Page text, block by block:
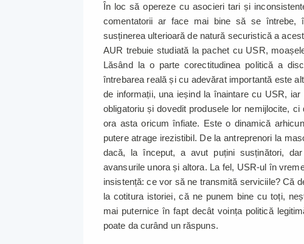
În loc să opereze cu asocieri tari și
comentatorii ar face mai bine să se întrebe,
susținerea ulterioară de natură securistică a
AUR trebuie studiată la pachet cu USR,
Lăsând la o parte corectitudinea politică a
întrebarea reală și cu adevărat importantă este
de informații, una ieșind la înaintare cu USR,
obligatoriu și dovedit produsele lor nemijlocite,
ora asta oricum înfiate. Este o dinamică
putere atrage irezistibil. De la antreprenori la
dacă, la început, a avut puțini susținători,
avansurile unora și altora. La fel, USR-ul în
insistență: ce vor să ne transmită serviciile? Că
la cotitura istoriei, că ne punem bine cu toți,
mai puternice în fapt decât voința politică
poate da curând un răspuns.